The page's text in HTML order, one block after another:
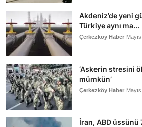
Akdeniz’de yeni
Türkiye aynı ma...
Çerkezköy Haber
‘Askerin stresini
mümkün’
Çerkezköy Haber
İran, ABD üssünü